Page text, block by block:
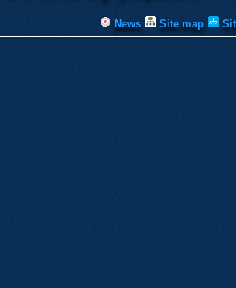
News Site map